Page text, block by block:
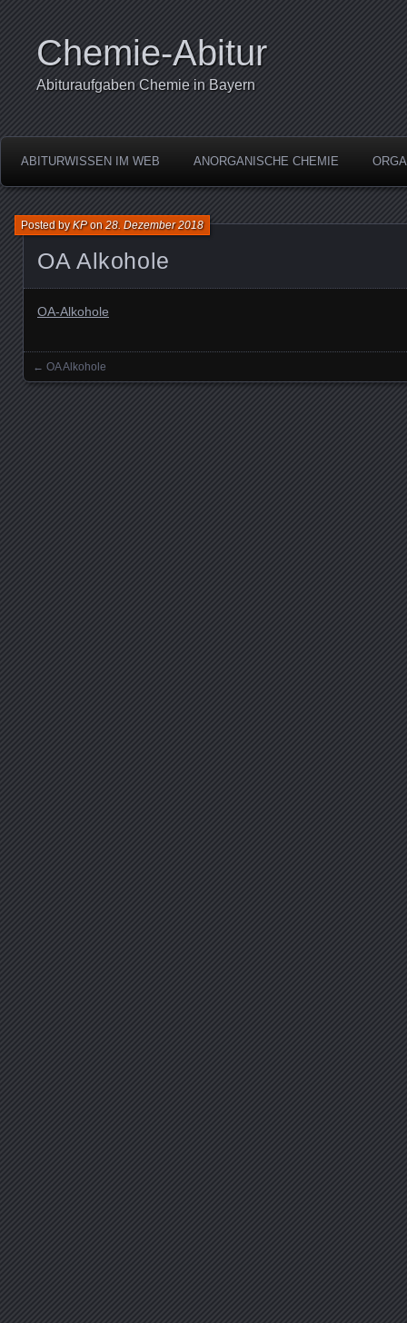
Chemie-Abitur
Abituraufgaben Chemie in Bayern
ABITURWISSEN IM WEB ANORGANISCHE CHEMIE
OA Alkohole
Posted byKPon28. Dezember 2018
OA-Alkohole
Posts navigation
← OA Alkohole